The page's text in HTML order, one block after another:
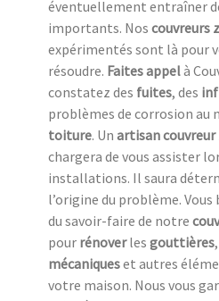
éventuellement entraîner
importants. Nos couvreurs
expérimentés sont là pour
résoudre. Faites appelà
constatez des fuites, des
problèmes de corrosion au
toiture. Un artisan
chargera de vous assister
installations. Il saura
l’origine du problème.
du savoir-faire de notre
pour rénoverles gouttières,
mécaniqueset autres
votre maison. Nous vous